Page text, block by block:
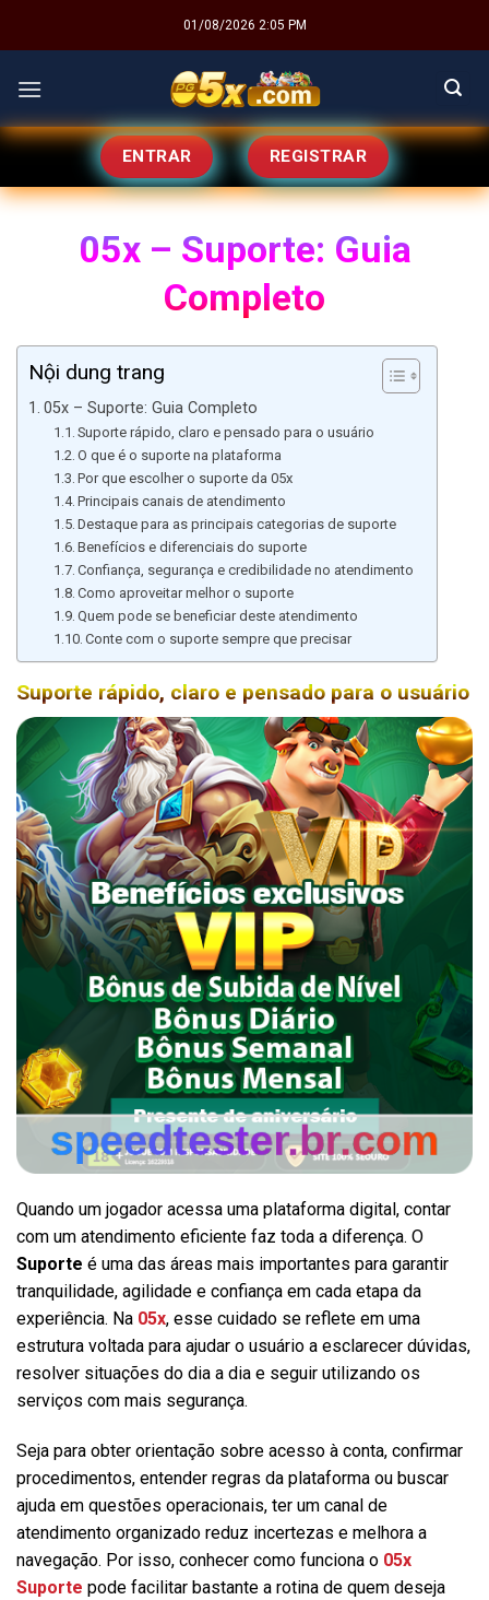
01/08/2026 2:05 PM
ENTRAR REGISTRAR
05x – Suporte: Guia
Completo
Nội dung trang
05x – Suporte: Guia Completo
Suporte rápido, claro e pensado para o usuário
O que é o suporte na plataforma
Por que escolher o suporte da 05x
Principais canais de atendimento
Destaque para as principais categorias de suporte
Benefícios e diferenciais do suporte
Confiança, segurança e credibilidade no atendimento
Como aproveitar melhor o suporte
Quem pode se beneficiar deste atendimento
Conte com o suporte sempre que precisar
Suporte rápido, claro e pensado para o usuário
Quando um jogador acessa uma plataforma digital, contar
com um atendimento eficiente faz toda a diferença. O
Suporte é uma das áreas mais importantes para garantir
tranquilidade, agilidade e confiança em cada etapa da
experiência. Na 05x, esse cuidado se reflete em uma
estrutura voltada para ajudar o usuário a esclarecer dúvidas,
resolver situações do dia a dia e seguir utilizando os
serviços com mais segurança.
Seja para obter orientação sobre acesso à conta, confirmar
procedimentos, entender regras da plataforma ou buscar
ajuda em questões operacionais, ter um canal de
atendimento organizado reduz incertezas e melhora a
navegação. Por isso, conhecer como funciona o 05x
Suporte pode facilitar bastante a rotina de quem deseja